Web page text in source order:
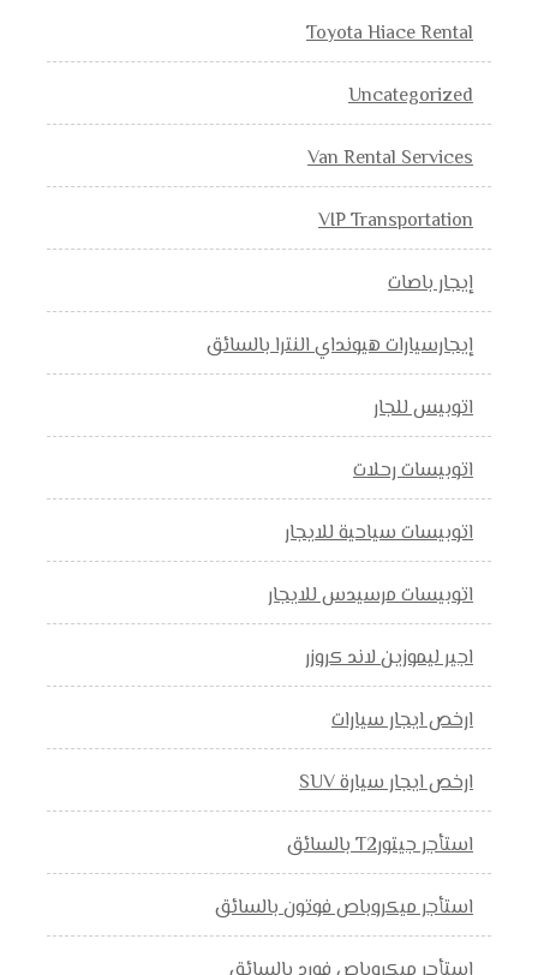
Toyota Hiace Rental
Uncategorized
Van Rental Services
VIP Transportation
إيجار باصات
إيجارسيارات هيونداي النترا بالسائق
اتوبيس للجار
اتوبيسات رحلات
اتوبيسات سياحية للايجار
اتوبيسات مرسيدس للايجار
اجير ليموزين لاند كروزر
ارخص ايجار سيارات
ارخص ايجار سيارة SUV
استأجر جيتورT2 بالسائق
استأجر ميكروباص فوتون بالسائق